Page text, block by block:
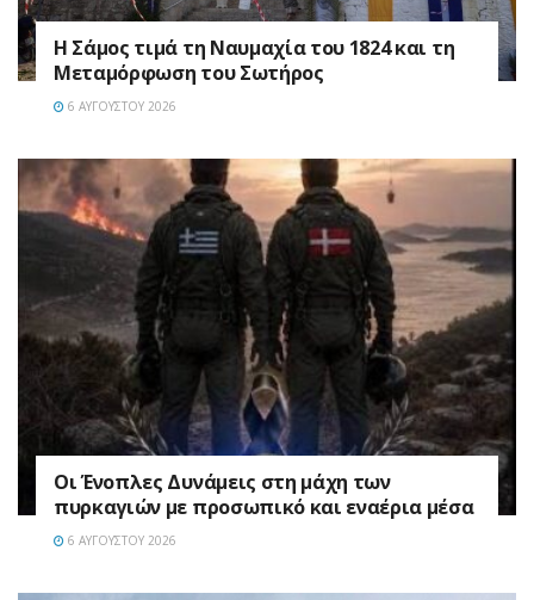
Η Σάμος τιμά τη Ναυμαχία του 1824 και τη
Μεταμόρφωση του Σωτήρος
6 ΑΥΓΟΎΣΤΟΥ 2026
Οι Ένοπλες Δυνάμεις στη μάχη των
πυρκαγιών με προσωπικό και εναέρια μέσα
6 ΑΥΓΟΎΣΤΟΥ 2026